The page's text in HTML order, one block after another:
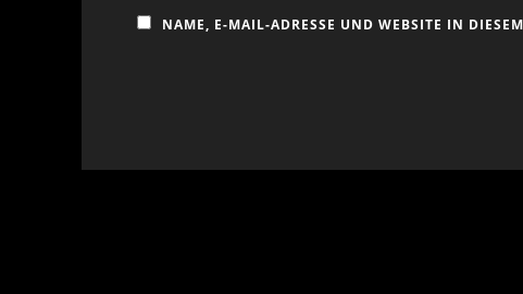
NAME, E-MAIL-ADRESSE UND WEBSITE IN